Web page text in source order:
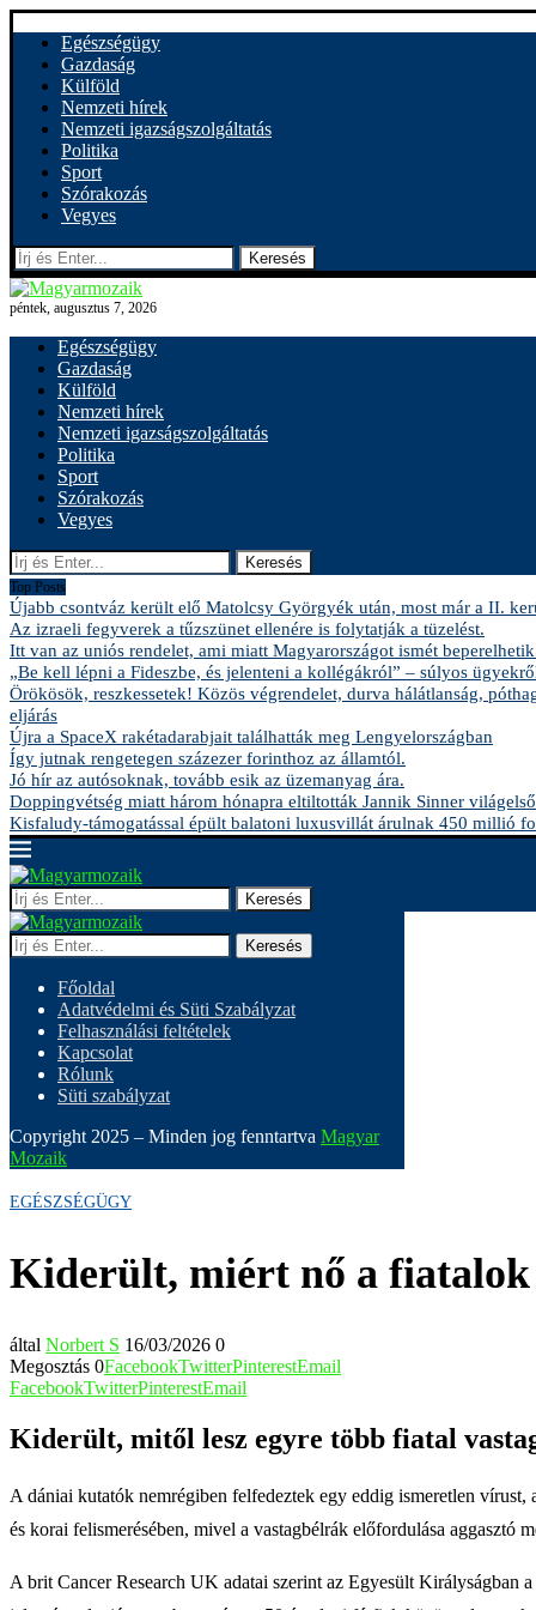
Egészségügy
Gazdaság
Külföld
Nemzeti hírek
Nemzeti igazságszolgáltatás
Politika
Sport
Szórakozás
Vegyes
Keresés
péntek, augusztus 7, 2026
Egészségügy
Gazdaság
Külföld
Nemzeti hírek
Nemzeti igazságszolgáltatás
Politika
Sport
Szórakozás
Vegyes
Keresés
Top Posts
Újabb csontváz került elő Matolcsy Györgyék után, most már a II.
Az izraeli fegyverek a tűzszünet ellenére is folytatják a tüzelést.
Itt van az uniós rendelet, ami miatt Magyarországot ismét
„Be kell lépni a Fideszbe, és jelenteni a kollégákról” – súlyos
Örökösök, reszkessetek! Közös végrendelet, durva hálátlanság,
eljárás
Újra a SpaceX rakétadarabjait találhatták meg Lengyelországban
Így jutnak rengetegen százezer forinthoz az államtól.
Jó hír az autósoknak, tovább esik az üzemanyag ára.
Doppingvétség miatt három hónapra eltiltották Jannik Sinner
Kisfaludy-támogatással épült balatoni luxusvillát árulnak 450 millió
Keresés
Keresés
Főoldal
Adatvédelmi és Süti Szabályzat
Felhasználási feltételek
Kapcsolat
Rólunk
Süti szabályzat
Copyright 2025 – Minden jog fenntartva Magyar
Mozaik
EGÉSZSÉGÜGY
Kiderült, miért nő a fiatalok
által Norbert S 16/03/2026 0
Megosztás 0FacebookTwitterPinterestEmail
FacebookTwitterPinterestEmail
Kiderült, mitől lesz egyre több fiatal
A dániai kutatók nemrégiben felfedeztek egy eddig ismeretlen
és korai felismerésében, mivel a vastagbélrák előfordulása aggasztó
A brit Cancer Research UK adatai szerint az Egyesült Királyságban